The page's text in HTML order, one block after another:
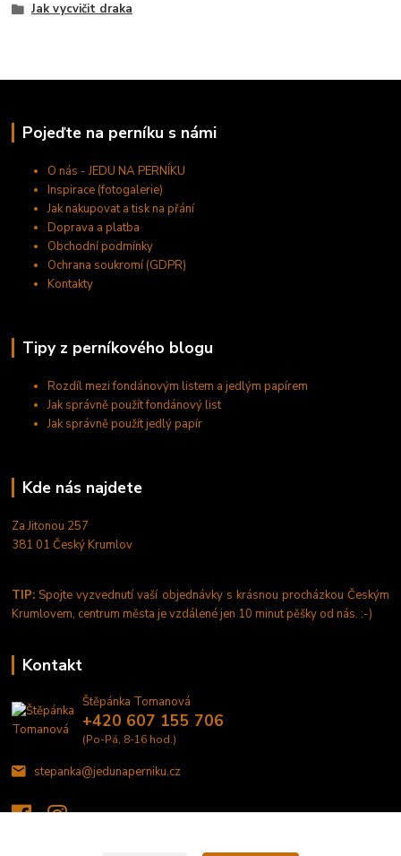
Jak vycvičit draka
Pojeďte na perníku s námi
O nás - JEDU NA PERNÍKU
Inspirace (fotogalerie)
Jak nakupovat a tisk na přání
Doprava a platba
Obchodní podmínky
Ochrana soukromí (GDPR)
Kontakty
Tipy z perníkového blogu
Rozdíl mezi fondánovým listem a jedlým papírem
Jak správně použít fondánový list
Jak správně použít jedlý papír
Kde nás najdete
Za Jitonou 257
381 01 Český Krumlov
TIP: Spojte vyzvednutí vaší objednávky s krásnou procházkou Českým
Krumlovem, centrum města je vzdálené jen 10 minut pěšky od nás. :-)
Kontakt
Štěpánka Tomanová
+420 607 155 706
(Po-Pá, 8-16 hod.)
stepanka@jedunaperniku.cz